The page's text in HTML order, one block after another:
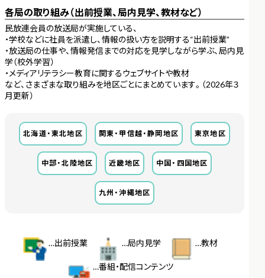
各局の取り組み（出前授業、局内見学、教材など）
民放連会員の放送局が実施している、
・学校などに社員を派遣し、情報の扱い方を説明する“出前授業”
・放送局の仕事や、情報発信までの対応を見学しながら学ぶ、局内見
学（校外学習）
・メディアリテラシー教育に関するウェブサイトや教材
――など、さまざまな取り組みを地区ごとにまとめています。（2026年３
月更新）
北海道・東北地区 関東・甲信越・静岡地区 東京地区
中部・北陸地区 近畿地区 中国・四国地区
九州・沖縄地区
…出前授業 …局内見学 …教材
…番組・配信コンテンツ